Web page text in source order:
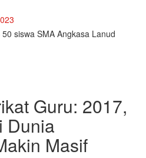
siswa SMA Angkasa Lanud
Guru: 2017,
Dunia
Masif